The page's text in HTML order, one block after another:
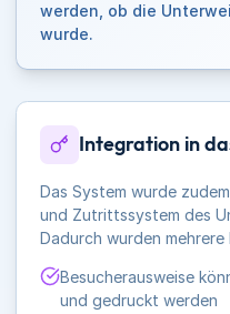
werden, ob die
wurde.
Integration in
Das System wurde
und Zutrittssystem des
Dadurch wurden
Besucherausweise
und gedruckt werden